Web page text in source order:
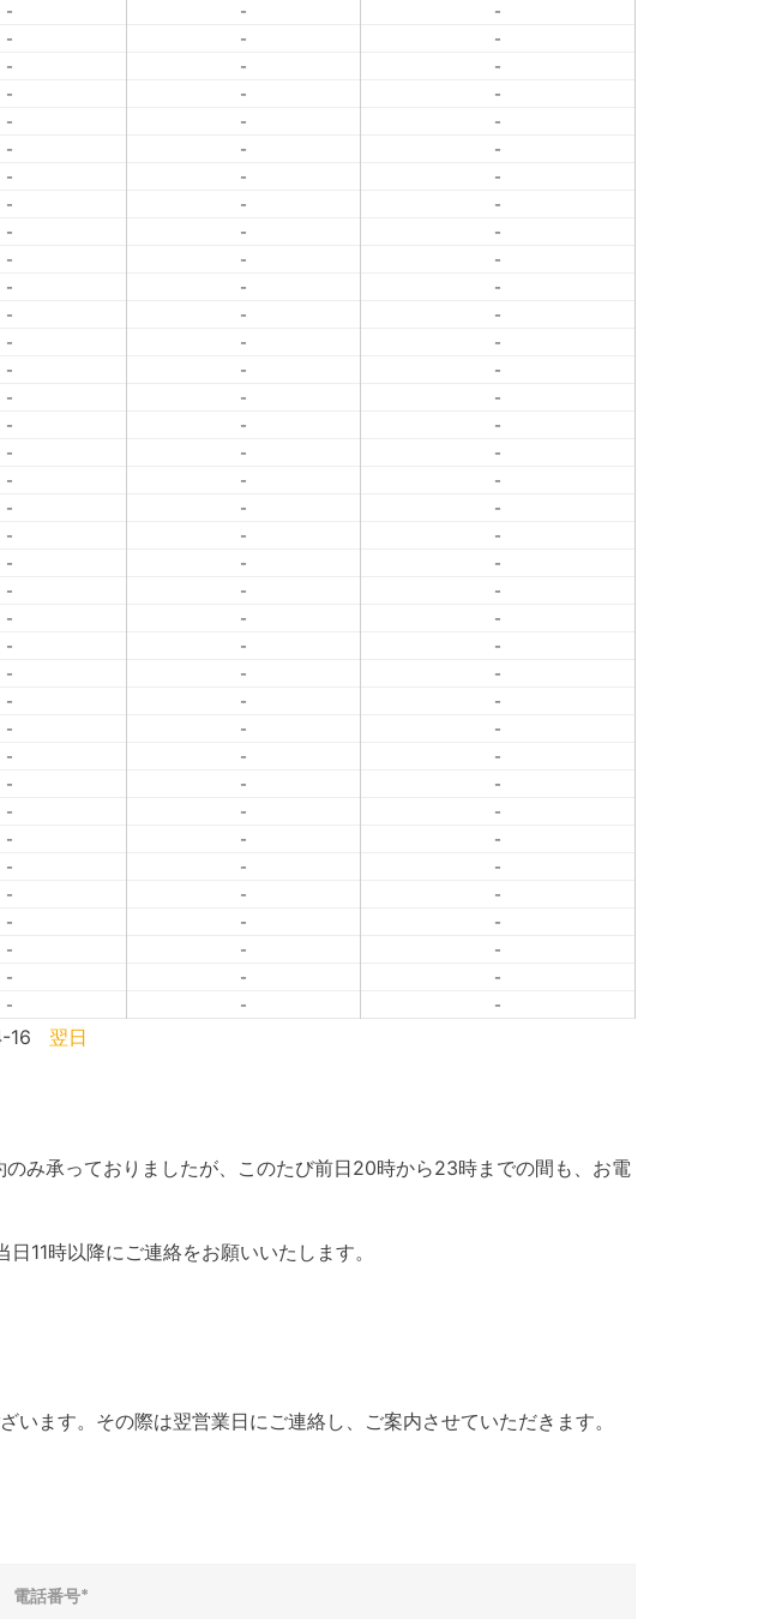
- -
-
- -
-
- -
-
- -
-
- -
-
- -
-
- -
-
- -
-
- -
-
- -
-
- -
-
- -
-
- -
-
- -
-
- -
-
- -
-
- -
-
- -
-
- -
-
- -
-
- -
-
- -
-
- -
-
- -
-
- -
-
- -
-
- -
-
- -
-
- -
-
- -
-
- -
-
- -
-
- -
-
- -
-
- -
-
- -
-
- - -
16 翌日
み承っておりましたが、このたび前日20時から23時までの間も、お電
11時以降にご連絡をお願いいたします。
ます。その際は翌営業日にご連絡し、ご案内させていただきます。